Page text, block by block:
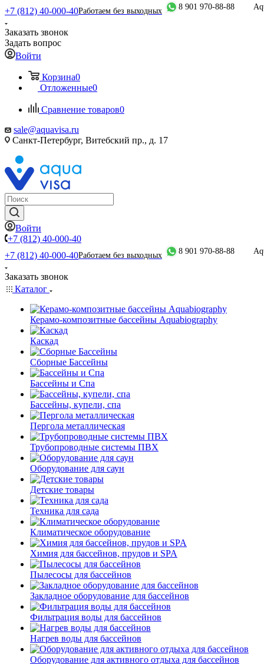
+7 (812) 40-000-40Работаем без выходных 8 901 970-88-88
Заказать звонок
Задать вопрос
Войти
Корзина0
Отложенные0
Сравнение товаров0
sale@aquavisa.ru
Санкт-Петербург, Витебский пр., д. 17
Войти
+7 (812) 40-000-40
+7 (812) 40-000-40Работаем без выходных 8 901 970-88-88
Заказать звонок
Каталог
Керамо-композитные бассейны Aquabiography
Каскад
Сборные Бассейны
Бассейны и Спа
Бассейны, купели, спа
Пергола металлическая
Трубопроводные системы ПВХ
Оборудование для саун
Детские товары
Техника для сада
Климатическое оборудование
Химия для бассейнов, прудов и SPA
Пылесосы для бассейнов
Закладное оборудование для бассейнов
Фильтрация воды для бассейнов
Нагрев воды для бассейнов
Оборудование для активного отдыха для бассейнов